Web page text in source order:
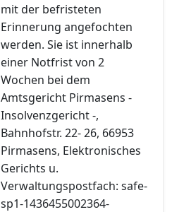
mit der befristeten
Erinnerung angefochten
werden. Sie ist innerhalb
einer Notfrist von 2
Wochen bei dem
Amtsgericht Pirmasens -
Insolvenzgericht -,
Bahnhofstr. 22- 26, 66953
Pirmasens, Elektronisches
Gerichts u.
Verwaltungspostfach: safe-
sp1-1436455002364-